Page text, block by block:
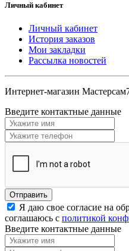
Личный кабинет
Личный кабинет
История заказов
Мои закладки
Рассылка новостей
Интернет-магазин
Введите контактные данные
Я даю свое согласие на
соглашаюсь с политикой
Введите контактные данные